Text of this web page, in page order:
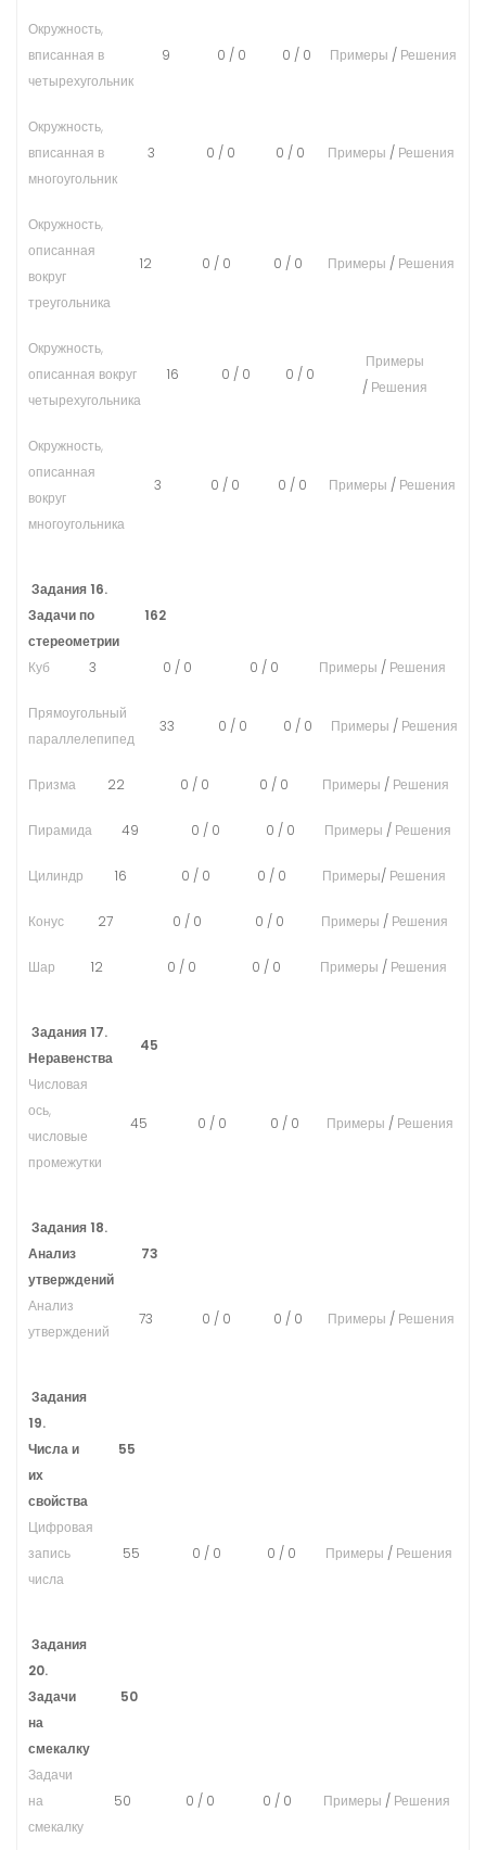
Окружность,
вписанная в
четырехугольник
9 0 / 0 0 / 0 Примеры / Решения
Окружность,
вписанная в
многоугольник
3 0 / 0 0 / 0 Примеры / Решения
Окружность,
описанная
вокруг
треугольника
12 0 / 0 0 / 0 Примеры / Решения
Окружность,
описанная вокруг
четырехугольника
16 0 / 0 0 / 0
Примеры
/ Решения
Окружность,
описанная
вокруг
многоугольника
3 0 / 0 0 / 0 Примеры / Решения
Задания 16.
Задачи по
стереометрии
162
Куб 3 0 / 0 0 / 0 Примеры / Решения
Прямоугольный
параллелепипед
33 0 / 0 0 / 0 Примеры / Решения
Призма 22 0 / 0 0 / 0 Примеры / Решения
Пирамида 49 0 / 0 0 / 0 Примеры / Решения
Цилиндр 16 0 / 0 0 / 0 Примеры/ Решения
Конус 27 0 / 0 0 / 0 Примеры / Решения
Шар 12 0 / 0 0 / 0 Примеры / Решения
Задания 17.
Неравенства
45
Числовая
ось,
числовые
промежутки
45 0 / 0 0 / 0 Примеры / Решения
Задания 18.
Анализ
утверждений
73
Анализ
утверждений
73 0 / 0 0 / 0 Примеры / Решения
Задания
19.
Числа и
их
свойства
55
Цифровая
запись
числа
55 0 / 0 0 / 0 Примеры / Решения
Задания
20.
Задачи
на
смекалку
50
Задачи
на
смекалку
50 0 / 0 0 / 0 Примеры / Решения